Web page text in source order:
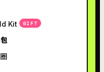
Kit GIFT